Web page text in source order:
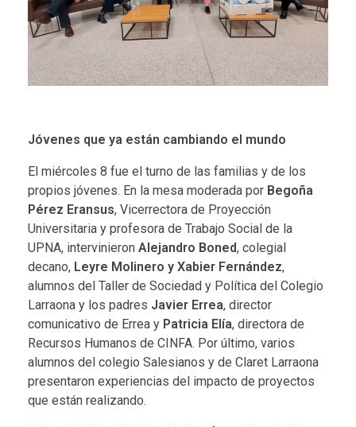
Jóvenes que ya están cambiando el mundo
El miércoles 8 fue el turno de las familias y de los
propios jóvenes. En la mesa moderada por Begoña
Pérez Eransus, Vicerrectora de Proyección
Universitaria y profesora de Trabajo Social de la
UPNA, intervinieron Alejandro Boned, colegial
decano, Leyre Molinero y Xabier Fernández,
alumnos del Taller de Sociedad y Política del Colegio
Larraona y los padres Javier Errea, director
comunicativo de Errea y Patricia Elía, directora de
Recursos Humanos de CINFA. Por último, varios
alumnos del colegio Salesianos y de Claret Larraona
presentaron experiencias del impacto de proyectos
que están realizando.